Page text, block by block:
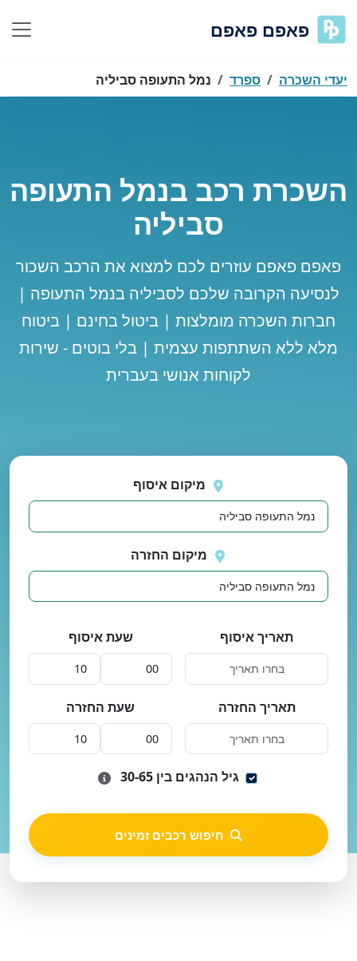
פאפם פאפם
יעדי השכרה ספרד נמל התעופה סביליה
השכרת רכב בנמל התעופה
סביליה
פאפם פאפם עוזרים לכם למצוא את הרכב השכור
לנסיעה הקרובה שלכם לסביליה בנמל התעופה |
חברות השכרה מומלצות | ביטול בחינם | ביטוח
מלא ללא השתתפות עצמית | בלי בוטים - שירות
לקוחות אנושי בעברית
שוב
מיקום איסוף
מיקום החזרה
תאריך איסוף שעת איסוף
תאריך החזרה שעת החזרה
גיל הנהגים בין 30-65
חיפוש רכבים זמינים